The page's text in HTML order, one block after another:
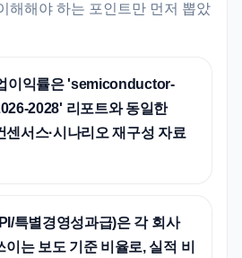
해해야 하는 포인트만 먼저 뽑았
이익률은 'semiconductor-
2028' 리포트와 동일한
센서스·시나리오 재구성 자료
특별경영성과급)은 각 회사
는 보도 기준 비율로, 실적 비